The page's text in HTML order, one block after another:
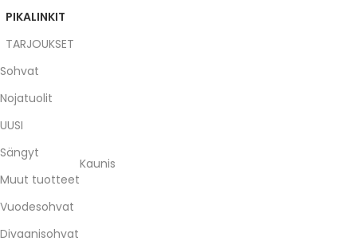
PIKALINKIT
TARJOUKSET
Sohvat
Nojatuolit
UUSI
Sängyt
Muut tuotteet
Kaunis
Vuodesohvat
Divaanisohvat